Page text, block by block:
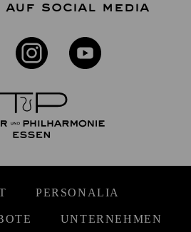
AUF SOCIAL MEDIA
PERSONALIA
UNTERNEHMEN